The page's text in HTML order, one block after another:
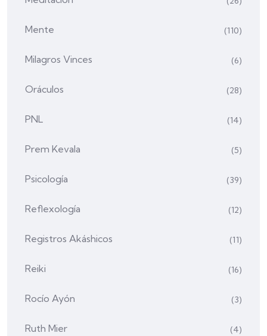
Mente (110)
Milagros Vinces (6)
Oráculos (28)
PNL (14)
Prem Kevala (5)
Psicología (39)
Reflexología (12)
Registros Akáshicos (11)
Reiki (16)
Rocío Ayón (3)
Ruth Mier (4)